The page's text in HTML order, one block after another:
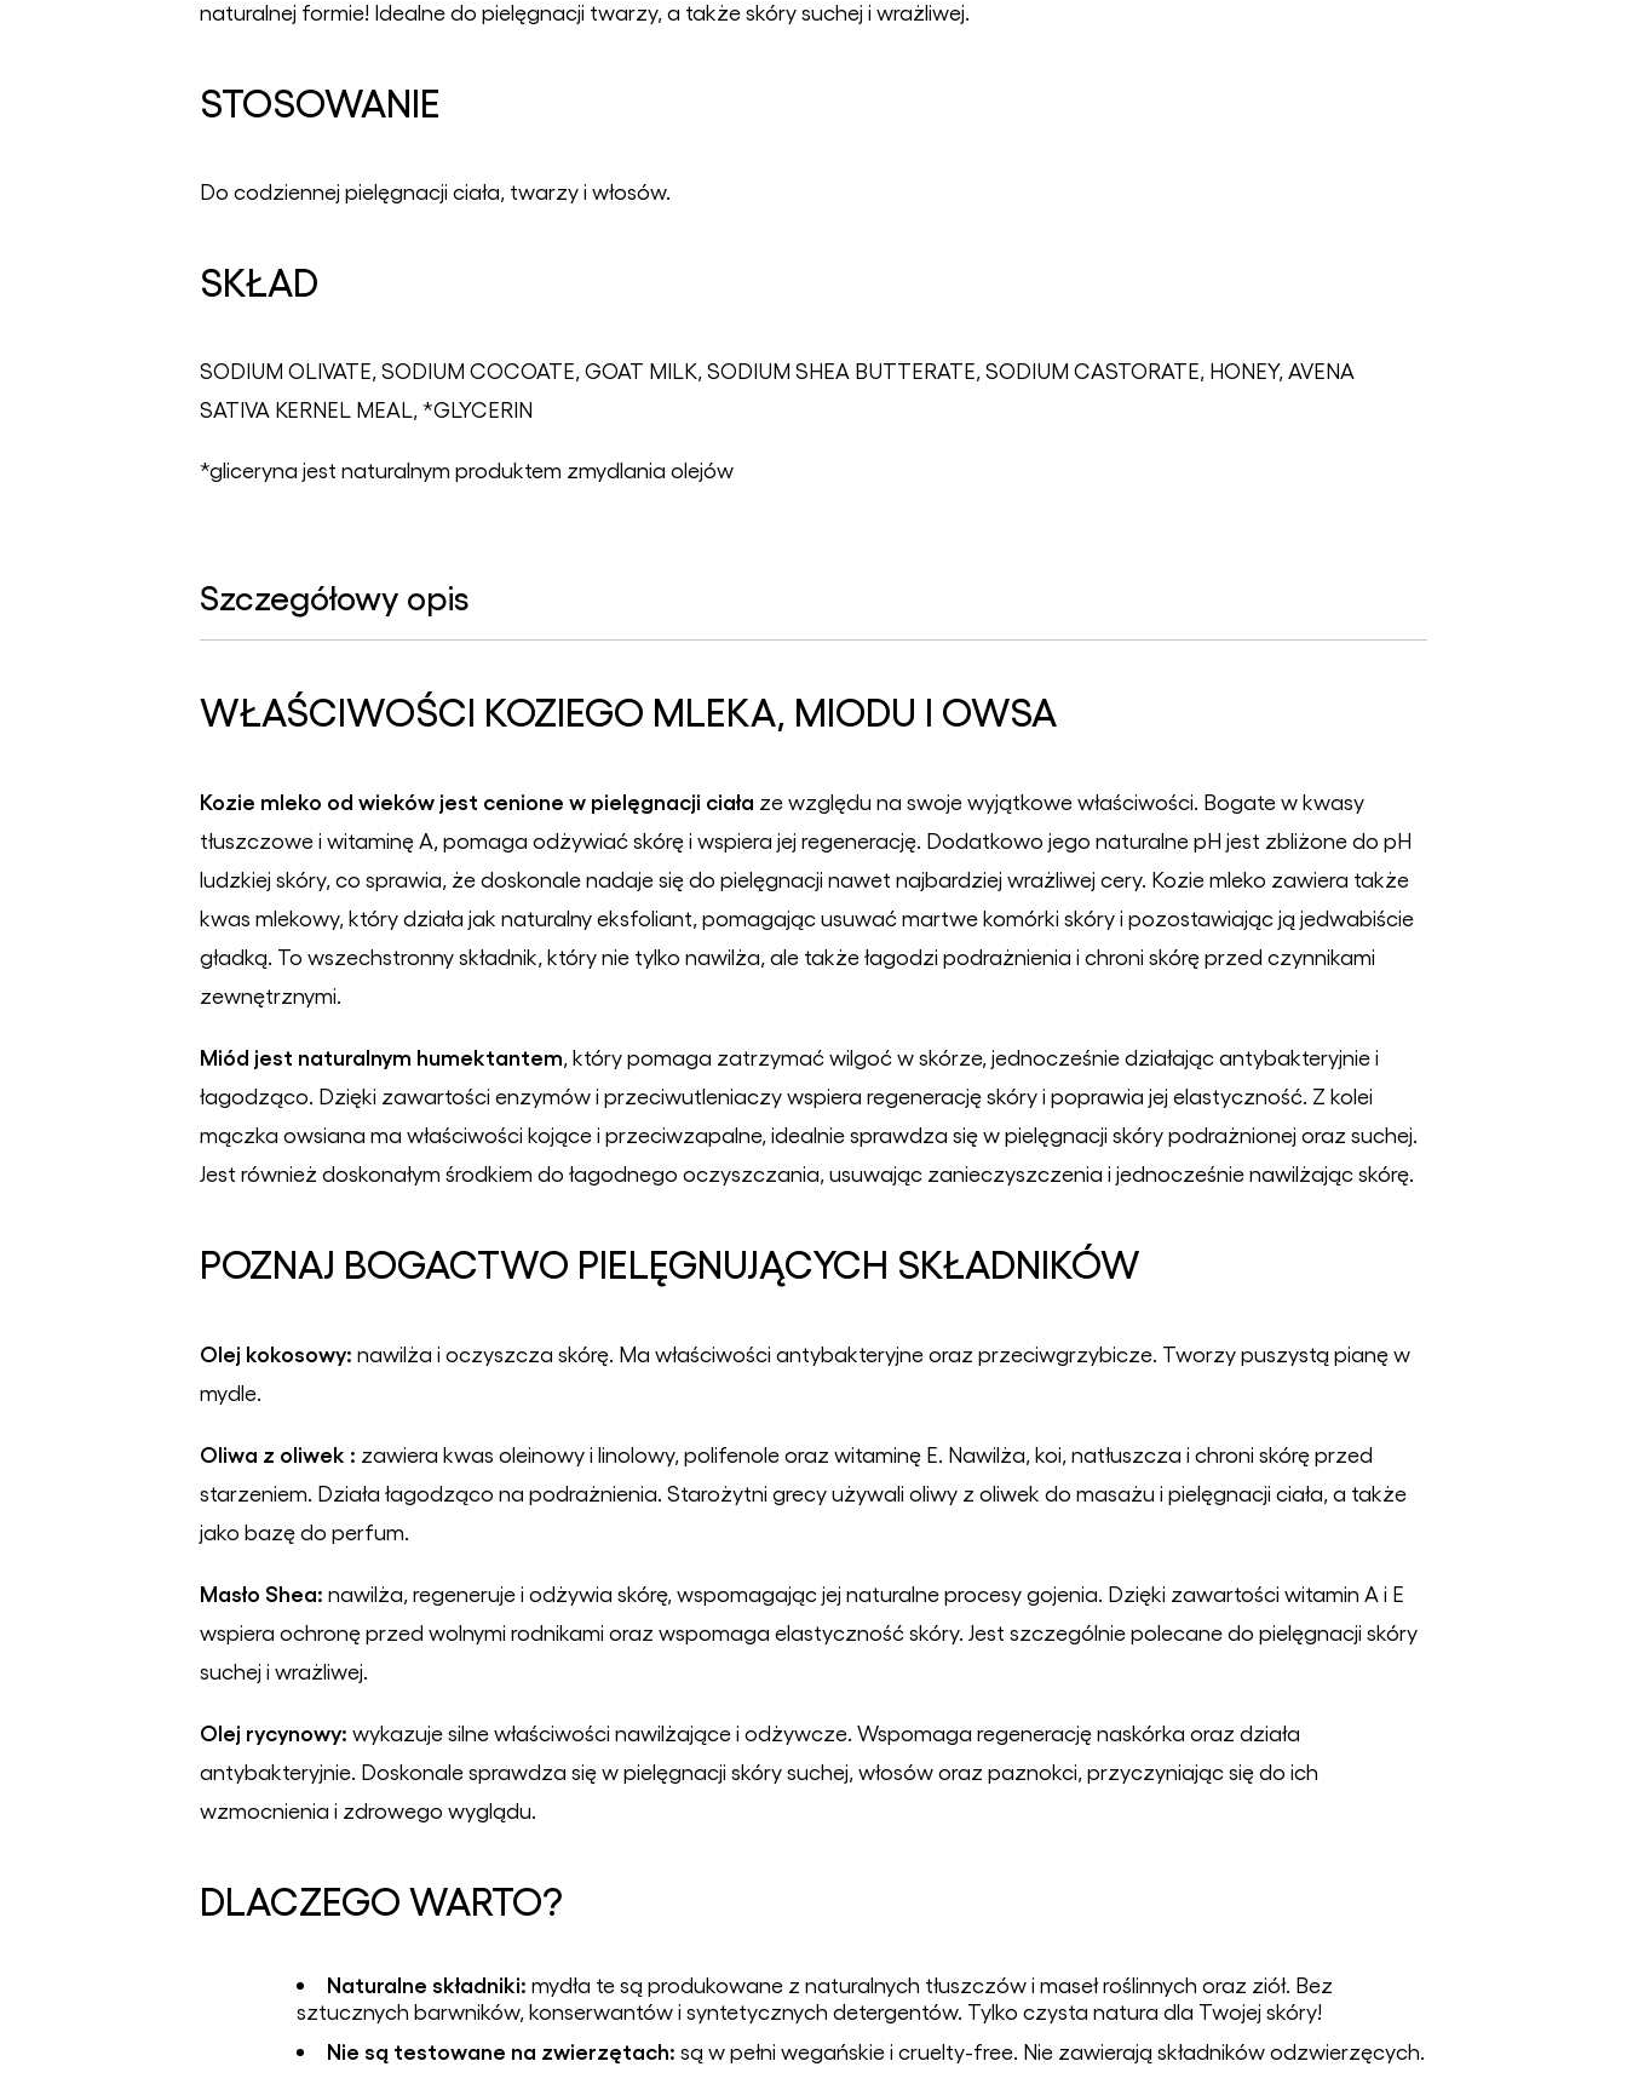
naturalnej formie! Idealne do pielęgnacji twarzy, a także skóry suchej i wrażliwej.
STOSOWANIE
Do codziennej pielęgnacji ciała, twarzy i włosów.
SKŁAD
SODIUM OLIVATE, SODIUM COCOATE, GOAT MILK, SODIUM SHEA BUTTERATE, SODIUM CASTORATE, HONEY, AVENA
SATIVA KERNEL MEAL, *GLYCERIN
*gliceryna jest naturalnym produktem zmydlania olejów
Szczegółowy opis
WŁAŚCIWOŚCI KOZIEGO MLEKA, MIODU I OWSA
Kozie mleko od wieków jest cenione w pielęgnacji ciała ze względu na swoje wyjątkowe właściwości. Bogate w kwasy
tłuszczowe i witaminę A, pomaga odżywiać skórę i wspiera jej regenerację. Dodatkowo jego naturalne pH jest zbliżone do pH
ludzkiej skóry, co sprawia, że doskonale nadaje się do pielęgnacji nawet najbardziej wrażliwej cery. Kozie mleko zawiera także
kwas mlekowy, który działa jak naturalny eksfoliant, pomagając usuwać martwe komórki skóry i pozostawiając ją jedwabiście
gładką. To wszechstronny składnik, który nie tylko nawilża, ale także łagodzi podrażnienia i chroni skórę przed czynnikami
zewnętrznymi.
Miód jest naturalnym humektantem , który pomaga zatrzymać wilgoć w skórze, jednocześnie działając antybakteryjnie i
łagodząco. Dzięki zawartości enzymów i przeciwutleniaczy wspiera regenerację skóry i poprawia jej elastyczność. Z kolei
mączka owsiana ma właściwości kojące i przeciwzapalne, idealnie sprawdza się w pielęgnacji skóry podrażnionej oraz suchej.
Jest również doskonałym środkiem do łagodnego oczyszczania, usuwając zanieczyszczenia i jednocześnie nawilżając skórę.
POZNAJ BOGACTWO PIELĘGNUJĄCYCH SKŁADNIKÓW
Olej kokosowy: nawilża i oczyszcza skórę. Ma właściwości antybakteryjne oraz przeciwgrzybicze. Tworzy puszystą pianę w
mydle.
Oliwa z oliwek : zawiera kwas oleinowy i linolowy, polifenole oraz witaminę E. Nawilża, koi, natłuszcza i chroni skórę przed
starzeniem. Działa łagodząco na podrażnienia. Starożytni grecy używali oliwy z oliwek do masażu i pielęgnacji ciała, a także
jako bazę do perfum.
Masło Shea: nawilża, regeneruje i odżywia skórę, wspomagając jej naturalne procesy gojenia. Dzięki zawartości witamin A i E
wspiera ochronę przed wolnymi rodnikami oraz wspomaga elastyczność skóry. Jest szczególnie polecane do pielęgnacji skóry
suchej i wrażliwej.
Olej rycynowy: wykazuje silne właściwości nawilżające i odżywcze. Wspomaga regenerację naskórka oraz działa
antybakteryjnie. Doskonale sprawdza się w pielęgnacji skóry suchej, włosów oraz paznokci, przyczyniając się do ich
wzmocnienia i zdrowego wyglądu.
DLACZEGO WARTO?
Naturalne składniki: mydła te są produkowane z naturalnych tłuszczów i maseł roślinnych oraz ziół. Bez
sztucznych barwników, konserwantów i syntetycznych detergentów. Tylko czysta natura dla Twojej skóry!
Nie są testowane na zwierzętach: są w pełni wegańskie i cruelty-free. Nie zawierają składników odzwierzęcych.